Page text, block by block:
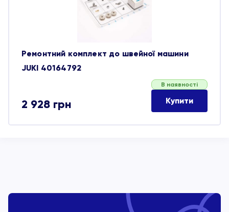
Ремонтний комплект до швейної машини
JUKI 40164792
2 928 грн
В наявності
Купити